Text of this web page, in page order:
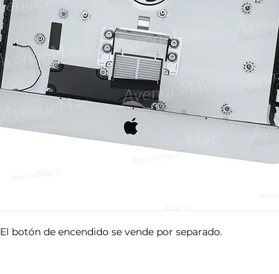
El botón de encendido se vende por separado.